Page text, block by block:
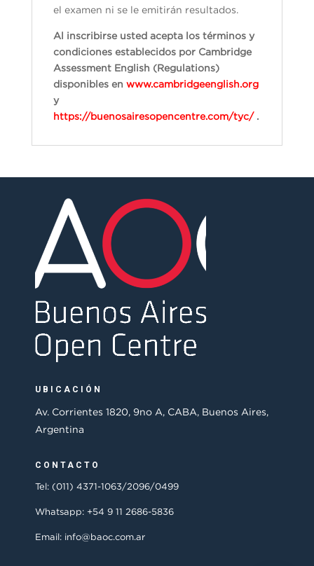
el examen ni se le emitirán resultados.
Al inscribirse usted acepta los términos y
condiciones establecidos por Cambridge
Assessment English (Regulations)
disponibles en www.cambridgeenglish.org
y
https://buenosairesopencentre.com/tyc/.
UBICACIÓN
Av. Corrientes 1820, 9no A, CABA, Buenos Aires,
Argentina
CONTACTO
Tel: (011) 4371-1063/2096/0499
Whatsapp: +54 9 11 2686-5836
Email: info@baoc.com.ar